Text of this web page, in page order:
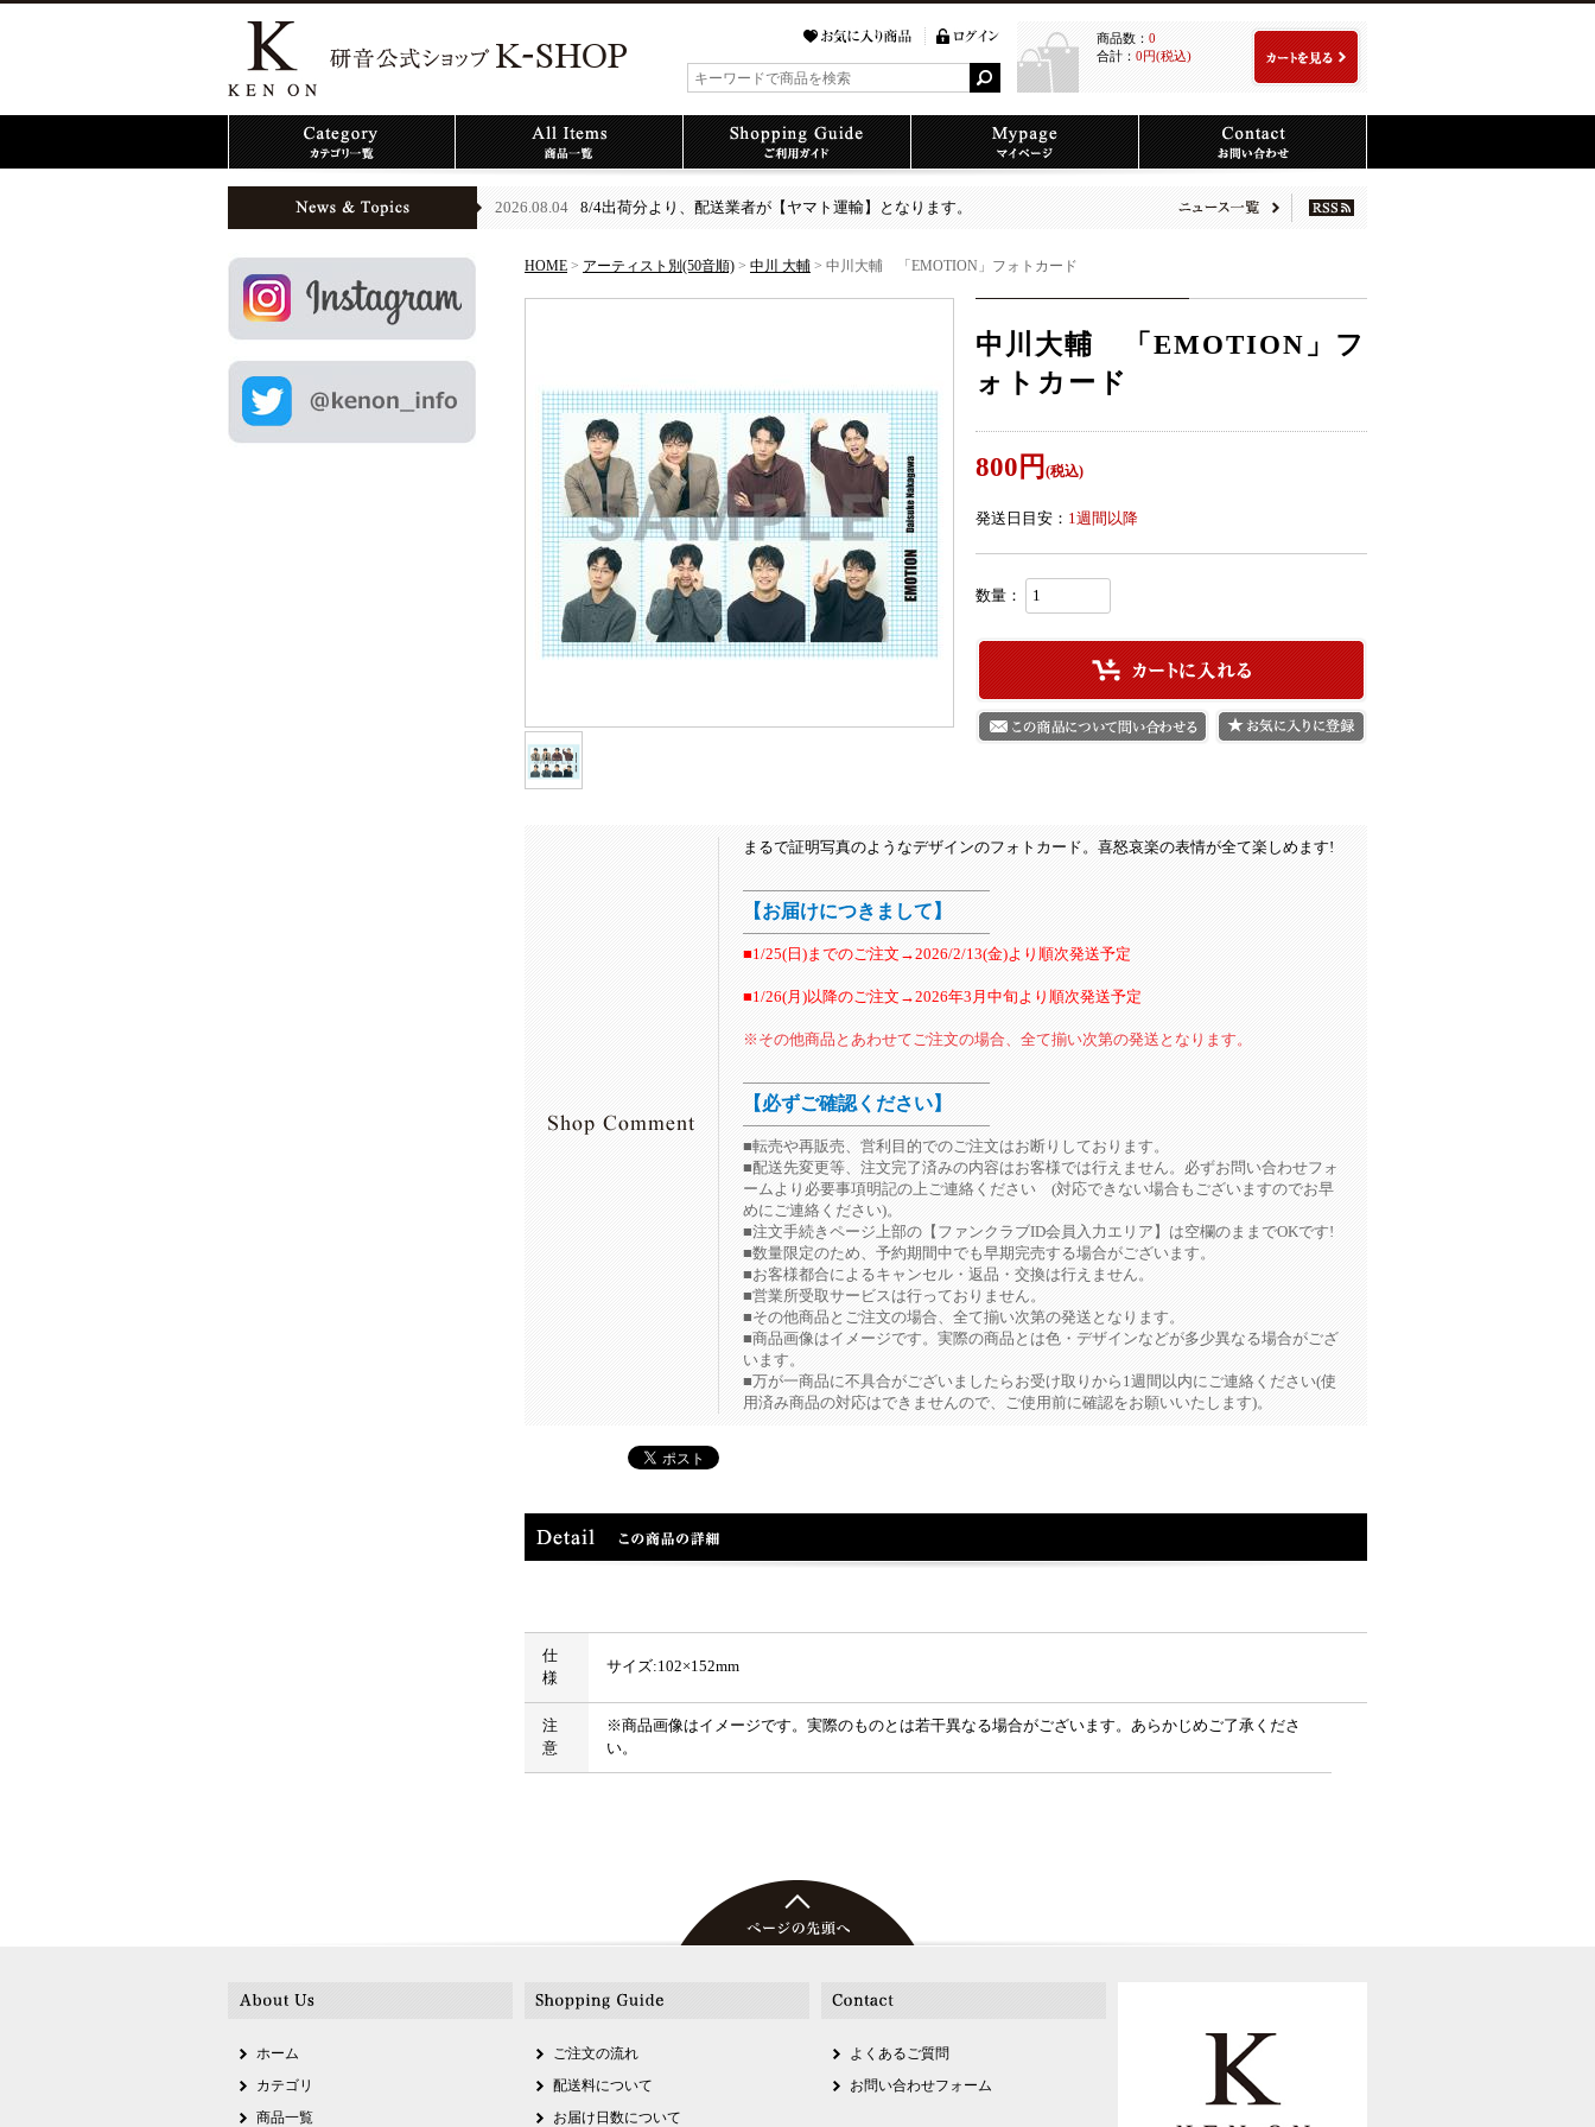
商品数： 0
合計： 0円(税込)
2026.08.04 8/4出荷分より、配送業者が【ヤマト運輸】となります。
HOME > アーティスト別(50音順) > 中川 大輔 > 中川大輔 「EMOTION」フォトカード
中川大輔 「EMOTION」フ
ォトカード
800 円 (税込)
発送日目安： 1週間以降
数量：
まるで証明写真のようなデザインのフォトカード。喜怒哀楽の表情が全て楽しめます!
――――――――――――――――
【お届けにつきまして】
――――――――――――――――
■1/25(日)までのご注文→2026/2/13(金)より順次発送予定
■1/26(月)以降のご注文→2026年3月中旬より順次発送予定
※その他商品とあわせてご注文の場合、全て揃い次第の発送となります。
――――――――――――――――
【必ずご確認ください】
――――――――――――――――
■転売や再販売、営利目的でのご注文はお断りしております。
■配送先変更等、注文完了済みの内容はお客様では行えません。必ずお問い合わせフォ
ームより必要事項明記の上ご連絡ください (対応できない場合もございますのでお早
めにご連絡ください)。
■注文手続きページ上部の【ファンクラブID会員入力エリア】は空欄のままでOKです!
■数量限定のため、予約期間中でも早期完売する場合がございます。
■お客様都合によるキャンセル・返品・交換は行えません。
■営業所受取サービスは行っておりません。
■その他商品とご注文の場合、全て揃い次第の発送となります。
■商品画像はイメージです。実際の商品とは色・デザインなどが多少異なる場合がござ
います。
■万が一商品に不具合がございましたらお受け取りから1週間以内にご連絡ください(使
用済み商品の対応はできませんので、ご使用前に確認をお願いいたします)。
仕
様
サイズ:102×152mm
注
意
※商品画像はイメージです。実際のものとは若干異なる場合がございます。あらかじめご了承くださ
い。
ホーム
カテゴリ
商品一覧
ご注文の流れ
配送料について
お届け日数について
よくあるご質問
お問い合わせフォーム